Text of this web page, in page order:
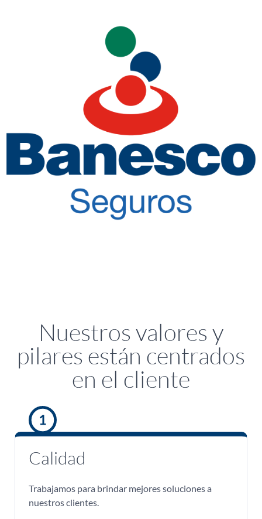
Nuestros valores y
pilares están centrados
en el cliente
Calidad
Trabajamos para brindar mejores soluciones a
nuestros clientes.